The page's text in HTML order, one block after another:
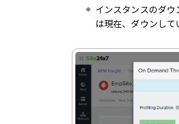
インスタンスのダ
は現在、ダウンして